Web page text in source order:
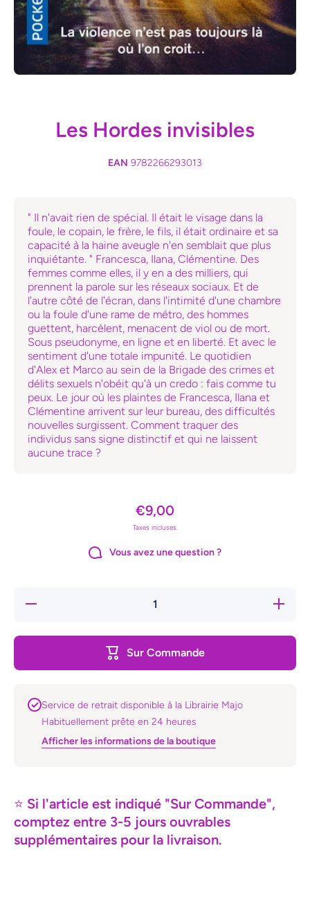
Les Hordes invisibles
EAN 9782266293013
" Il n'avait rien de spécial. Il était le visage dans la
foule, le copain, le frère, le fils, il était ordinaire et sa
capacité à la haine aveugle n'en semblait que plus
inquiétante. " Francesca, Ilana, Clémentine. Des
femmes comme elles, il y en a des milliers, qui
prennent la parole sur les réseaux sociaux. Et de
l'autre côté de l'écran, dans l'intimité d'une chambre
ou la foule d'une rame de métro, des hommes
guettent, harcèlent, menacent de viol ou de mort.
Sous pseudonyme, en ligne et en liberté. Et avec le
sentiment d'une totale impunité. Le quotidien
d'Alex et Marco au sein de la Brigade des crimes et
délits sexuels n'obéit qu'à un credo : fais comme tu
peux. Le jour où les plaintes de Francesca, Ilana et
Clémentine arrivent sur leur bureau, des difficultés
nouvelles surgissent. Comment traquer des
individus sans signe distinctif et qui ne laissent
aucune trace ?
€9,00
Taxes incluses.
Vous avez une question ?
Réduire
la
Sur Commande
Service de retrait disponible à la Librairie Majo
Habituellement prête en 24 heures
Afficher les informations de la boutique
⭐ Si l'article est indiqué "Sur Commande",
comptez entre 3-5 jours ouvrables
supplémentaires pour la livraison.